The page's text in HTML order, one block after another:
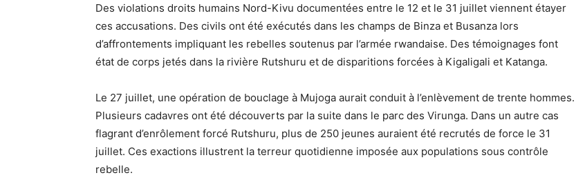
Des violations droits humains Nord-Kivu documentées entre le 12 et le 31 juillet viennent étayer
ces accusations. Des civils ont été exécutés dans les champs de Binza et Busanza lors
d’affrontements impliquant les rebelles soutenus par l’armée rwandaise. Des témoignages font
état de corps jetés dans la rivière Rutshuru et de disparitions forcées à Kigaligali et Katanga.
Le 27 juillet, une opération de bouclage à Mujoga aurait conduit à l’enlèvement de trente hommes.
Plusieurs cadavres ont été découverts par la suite dans le parc des Virunga. Dans un autre cas
flagrant d’enrôlement forcé Rutshuru, plus de 250 jeunes auraient été recrutés de force le 31
juillet. Ces exactions illustrent la terreur quotidienne imposée aux populations sous contrôle
rebelle.